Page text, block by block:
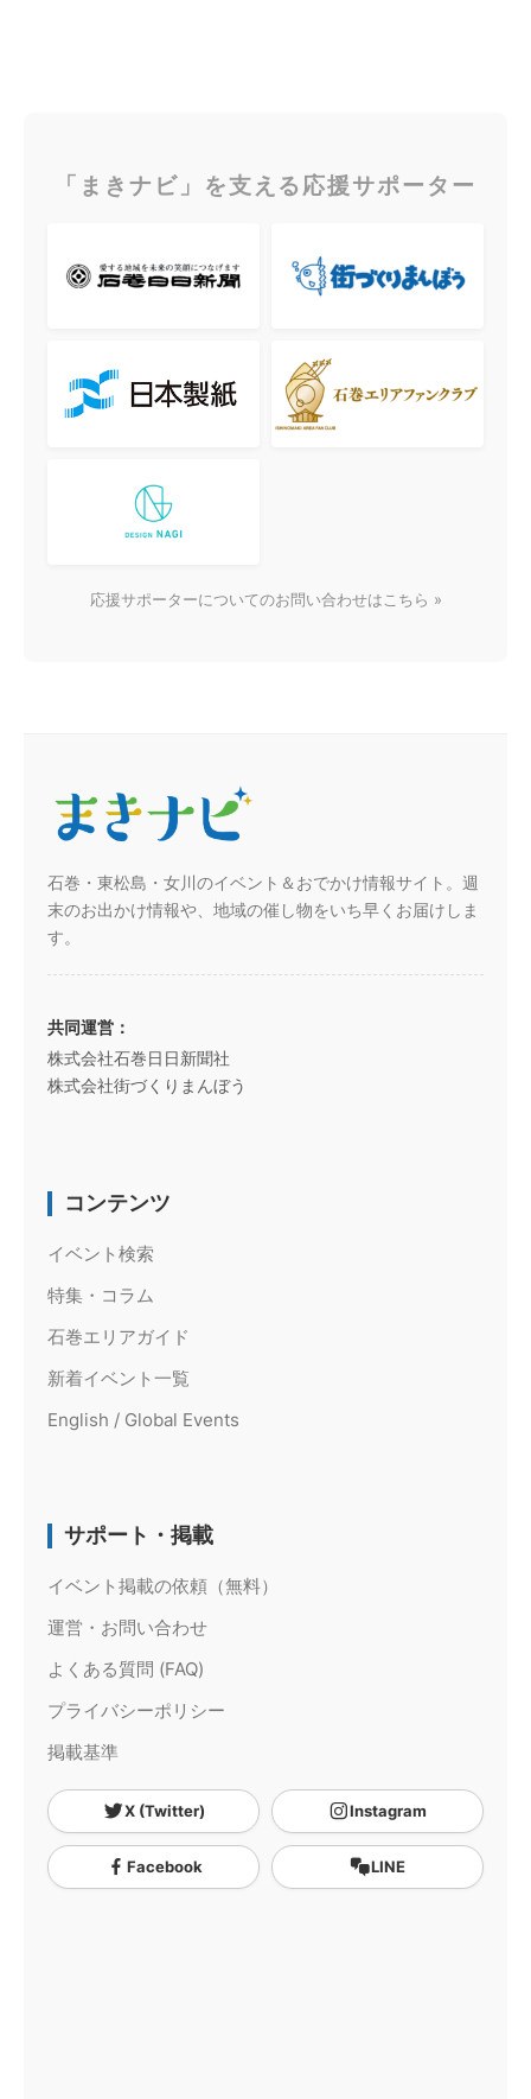
「まきナビ」を支える応援サポーター
応援サポーターについてのお問い合わせはこちら »
石巻・東松島・女川のイベント＆おでかけ情報サイト。週
末のお出かけ情報や、地域の催し物をいち早くお届けしま
す。
共同運営：
株式会社石巻日日新聞社
株式会社街づくりまんぼう
コンテンツ
イベント検索
特集・コラム
石巻エリアガイド
新着イベント一覧
English / Global Events
サポート・掲載
イベント掲載の依頼（無料）
運営・お問い合わせ
よくある質問 (FAQ)
プライバシーポリシー
掲載基準
X (Twitter) Instagram
Facebook LINE